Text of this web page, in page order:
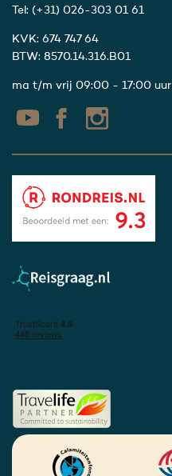
Tel: (+31) 026-303 01 61
KVK: 674 747 64
BTW: 8570.14.316.B01
ma t/m vrij 09:00 - 17:00 uur